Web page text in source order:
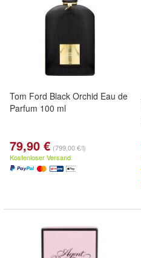
Tom Ford Black Orchid Eau de
Parfum 100 ml
79,90 € (799,00 €/l)
Kostenloser Versand